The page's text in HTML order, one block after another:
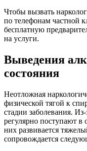
Чтобы вызвать
по телефонам частной
бесплатную
на услуги.
Выведения
состояния
Неотложная
физической тягой к
стадии заболевания.
регулярно поступают в
них развивается
сопровождается